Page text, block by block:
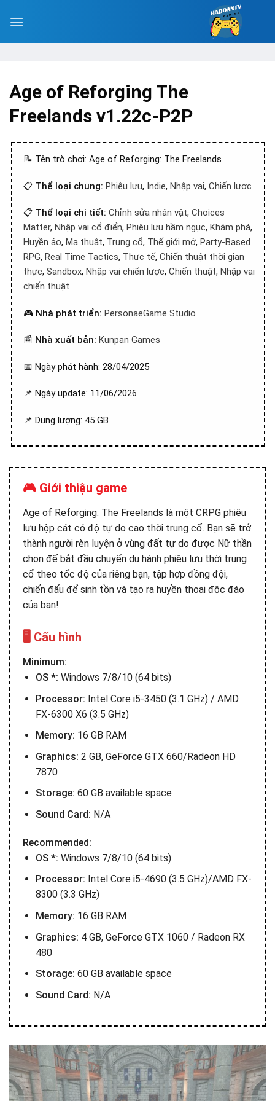
Age of Reforging The
Freelands v1.22c-P2P
📝 Tên trò chơi: Age of Reforging: The Freelands
📋 Thể loại chung: Phiêu lưu, Indie, Nhập vai, Chiến lược
📋 Thể loại chi tiết: Chỉnh sửa nhân vật, Choices
Matter, Nhập vai cổ điển, Phiêu lưu hầm ngục, Khám phá,
Huyền ảo, Ma thuật, Trung cổ, Thế giới mở, Party-Based
RPG, Real Time Tactics, Thực tế, Chiến thuật thời gian
thực, Sandbox, Nhập vai chiến lược, Chiến thuật, Nhập vai
chiến thuật
🎮 Nhà phát triển: PersonaeGame Studio
📰 Nhà xuất bản: Kunpan Games
📅 Ngày phát hành: 28/04/2025
📌 Ngày update: 11/06/2026
📌 Dung lượng: 45 GB
🎮 Giới thiệu game
Age of Reforging: The Freelands là một CRPG phiêu
lưu hộp cát có độ tự do cao thời trung cổ. Bạn sẽ trở
thành người rèn luyện ở vùng đất tự do được Nữ thần
chọn để bắt đầu chuyến du hành phiêu lưu thời trung
cổ theo tốc độ của riêng bạn, tập hợp đồng đội,
chiến đấu để sinh tồn và tạo ra huyền thoại độc đáo
của bạn!
🖥️ Cấu hình
Minimum:
OS *: Windows 7/8/10 (64 bits)
Processor: Intel Core i5-3450 (3.1 GHz) / AMD
FX-6300 X6 (3.5 GHz)
Memory: 16 GB RAM
Graphics: 2 GB, GeForce GTX 660/Radeon HD
7870
Storage: 60 GB available space
Sound Card: N/A
Recommended:
OS *: Windows 7/8/10 (64 bits)
Processor: Intel Core i5-4690 (3.5 GHz)/AMD FX-
8300 (3.3 GHz)
Memory: 16 GB RAM
Graphics: 4 GB, GeForce GTX 1060 / Radeon RX
480
Storage: 60 GB available space
Sound Card: N/A